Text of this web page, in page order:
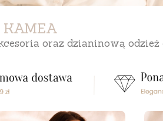
oraz dzianinową odzież